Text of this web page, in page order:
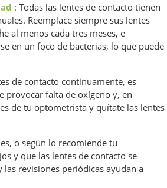
: Todas las lentes de contacto tienen
Reemplace siempre sus lentes
al menos cada tres meses, e
en un foco de bacterias, lo que puede
de contacto continuamente, es
provocar falta de oxígeno y, en
de tu optometrista y quítate las lentes
o según lo recomiende tu
y que las lentes de contacto se
revisiones periódicas ayudan a